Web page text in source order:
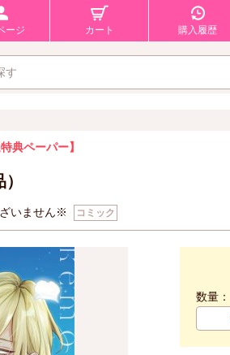
ージ カート 購入履歴
典ペーパー】
いません※ コミック
数量：